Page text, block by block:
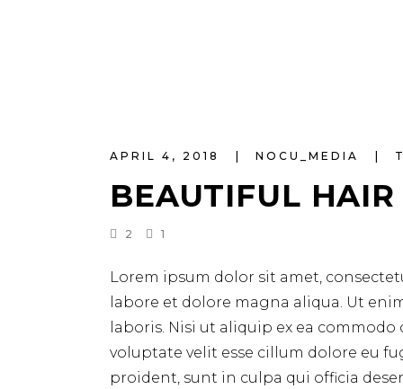
APRIL 4, 2018 NOCU_MEDIA
BEAUTIFUL HAIR
2 1
Lorem ipsum dolor sit amet,
labore et dolore magna aliqua. Ut
laboris. Nisi ut aliquip ex ea
voluptate velit esse cillum dolore eu
proident, sunt in culpa qui officia